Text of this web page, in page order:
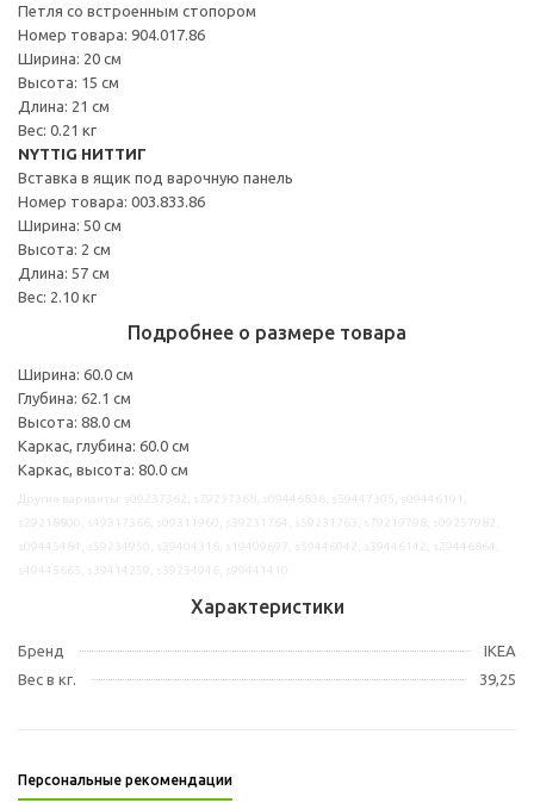
Петля со встроенным стопором
Номер товара: 904.017.86
Ширина: 20 см
Высота: 15 см
Длина: 21 см
Вес: 0.21 кг
NYTTIG НИТТИГ
Вставка в ящик под варочную панель
Номер товара: 003.833.86
Ширина: 50 см
Высота: 2 см
Длина: 57 см
Вес: 2.10 кг
Подробнее о размере товара
Ширина: 60.0 см
Глубина: 62.1 см
Высота: 88.0 см
Каркас, глубина: 60.0 см
Каркас, высота: 80.0 см
Характеристики
Бренд
IKEA
Вес в кг.
39,25
Персональные рекомендации